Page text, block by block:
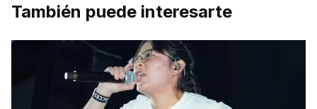
También puede interesarte